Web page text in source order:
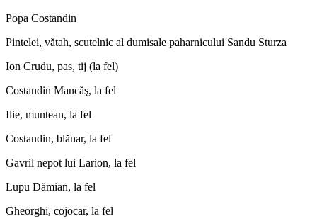
Popa Costandin
Pintelei, vătah, scutelnic al dumisale paharnicului Sandu Sturza
Ion Crudu, pas, tij (la fel)
Costandin Mancăş, la fel
Ilie, muntean, la fel
Costandin, blănar, la fel
Gavril nepot lui Larion, la fel
Lupu Dămian, la fel
Gheorghi, cojocar, la fel